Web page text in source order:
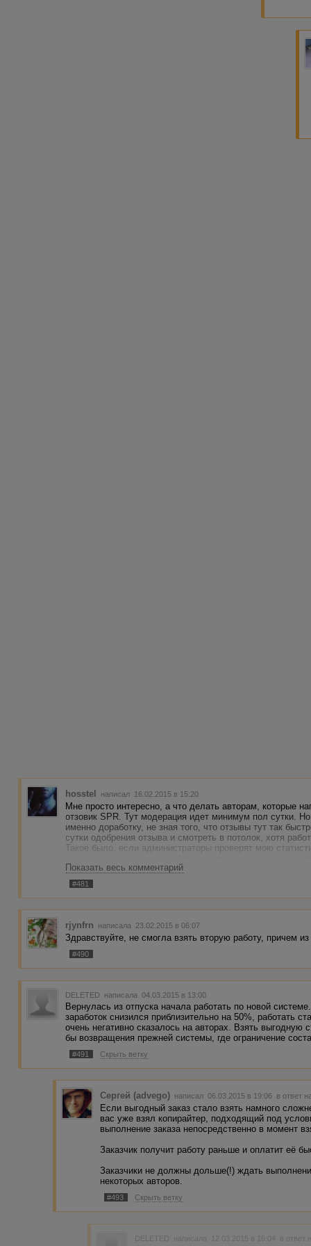
hosstel написал 16.02.2015 в 15:20
Мне просто интересно, а что делать авторам, которые
отзовик SPR. Тут модерация идет минимум пол сутки.
именно доработку, не зная того, что отзывы тут так
сутки одобрения отзыва и смотреть в потолок, хотя
Такое было, если администраторы проверят мою
спешки заказчика, хотя он мог немного подождать). Мне
требуют. Но просто получилось так, что я отработал
получил 38 с минусом центов. По этому я и говорю две-
тем более на отзывы, то это бесполезно, не говоря уже
немного посложнее, поэтому мне приходиться
недовольство, плюс если тут есть ошибки, то можно на
форум, а не работа заказчика)
Показать весь комментарий
#481
rjynfrn написала 23.02.2015 в 06:07
Здравствуйте, не смогла взять вторую работу, причем
#490
DELETED написала 04.03.2015 в 13:00
Вернулась из отпуска начала работать по новой
заработок снизился приблизительно на 50%, работать
очень негативно сказалось на авторах. Взять
бы возвращения прежней системы, где ограничение
#491 Скрыть ветку
Сергей (advego) написал 06.03.2015 в 19:06 в ответ
Если выгодный заказ стало взять намного
вас уже взял копирайтер, подходящий под
выполнение заказа непосредственно в момент
Заказчик получит работу раньше и оплатит её
Заказчики не должны дольше(!) ждать
некоторых авторов.
#493 Скрыть ветку
DELETED написала 12.03.2015 в 16:04 в ответ